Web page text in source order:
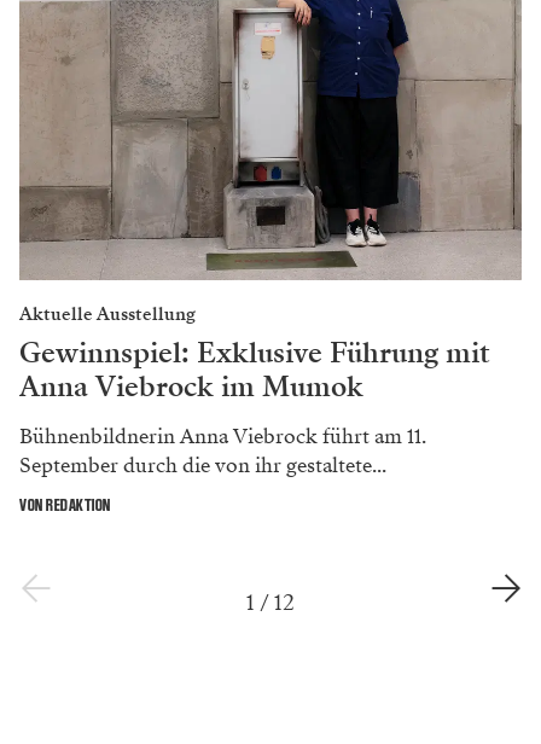
Aktuelle Ausstellung
Gewinnspiel: Exklusive Führung mit
Anna Viebrock im Mumok
Bühnenbildnerin Anna Viebrock führt am 11.
September durch die von ihr gestaltete...
VON REDAKTION
1 /12